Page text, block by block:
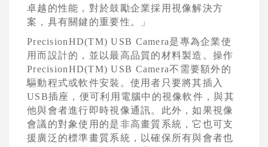
卓越的性能，對於鼓勵企業採用視像解決方
案，具有關鍵的重要性。」
PrecisionHD(TM) USB Camera是專為企業使
用而設計的，並以最高品質的材料製造。操作
PrecisionHD(TM) USB Camera不需要額外的
驅動程式或軟件安裝。使用者只要將其插入
USB插座，便可利用電腦中的視像軟件，與其
他與會者進行即時視像通訊。此外，如果視像
會議的對象使用的是非高畫質系統，它 也可支
援廣泛的標準畫質系統，以確保所有與會者也